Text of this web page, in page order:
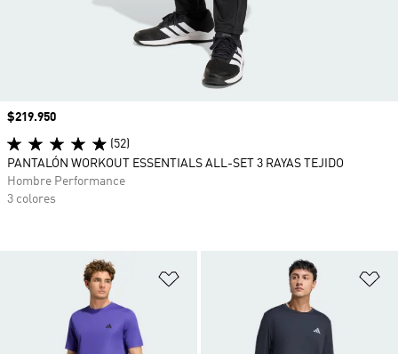
Añadir a la lista de deseos
Precio
$219.950
(52)
PANTALÓN WORKOUT ESSENTIALS ALL-SET 3 RAYAS TEJIDO
Hombre Performance
3 colores